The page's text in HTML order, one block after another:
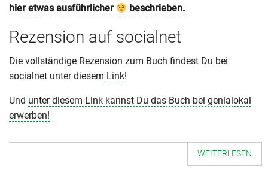
hier etwas ausführlicher beschrieben.
Rezension auf socialnet
Die vollständige Rezension zum Buch findest Du bei
socialnet unter diesem Link!
Und unter diesem Link kannst Du das Buch bei genialokal
erwerben!
WEITERLESEN